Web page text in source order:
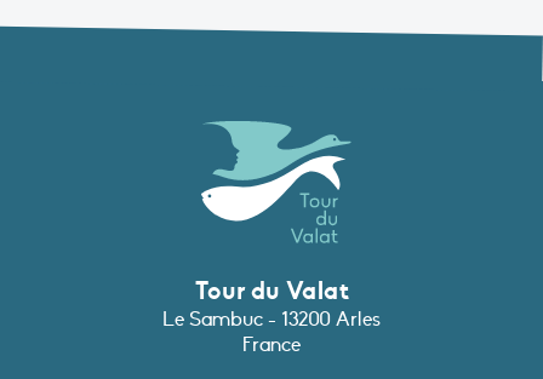
Tour du Valat
Le Sambuc - 13200 Arles
France